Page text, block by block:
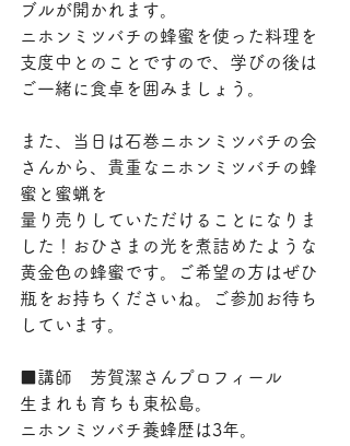
ブルが開かれます。
ニホンミツバチの蜂蜜を使った料理を
支度中とのことですので、学びの後は
ご一緒に食卓を囲みましょう。
また、当日は石巻ニホンミツバチの会
さんから、貴重なニホンミツバチの蜂
蜜と蜜蝋を
量り売りしていただけることになりま
した！おひさまの光を煮詰めたような
黄金色の蜂蜜です。ご希望の方はぜひ
瓶をお持ちくださいね。ご参加お待ち
しています。
■講師　芳賀潔さんプロフィール
生まれも育ちも東松島。
ニホンミツバチ養蜂歴は3年。